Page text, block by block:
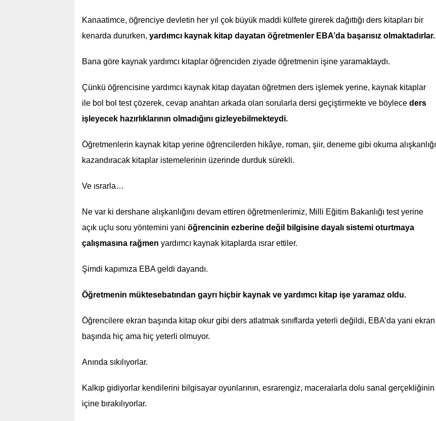
Kanaatimce, öğrenciye devletin her yıl çok büyük maddi külfete girerek dağıttığı ders kitapları bir
kenarda dururken, yardımcı kaynak kitap dayatan öğretmenler EBA’da başarısız olmaktadırlar.
Bana göre kaynak yardımcı kitaplar öğrenciden ziyade öğretmenin işine yaramaktaydı.
Çünkü öğrencisine yardımcı kaynak kitap dayatan öğretmen ders işlemek yerine, kaynak kitaplar
ile bol bol test çözerek, cevap anahtarı arkada olan sorularla dersi geçiştirmekte ve böylece ders
işleyecek hazırlıklarının olmadığını gizleyebilmekteydi.
Öğretmenlerin kaynak kitap yerine öğrencilerden hikâye, roman, şiir, deneme gibi okuma alışkanlığı
kazandıracak kitaplar istemelerinin üzerinde durduk sürekli.
Ve ısrarla…
Ne var ki dershane alışkanlığını devam ettiren öğretmenlerimiz, Milli Eğitim Bakanlığı test yerine
açık uçlu soru yöntemini yani öğrencinin ezberine değil bilgisine dayalı sistemi oturtmaya
çalışmasına rağmen yardımcı kaynak kitaplarda ısrar ettiler.
Şimdi kapımıza EBA geldi dayandı.
Öğretmenin müktesebatından gayrı hiçbir kaynak ve yardımcı kitap işe yaramaz oldu.
Öğrencilere ekran başında kitap okur gibi ders atlatmak sınıflarda yeterli değildi, EBA’da yani ekran
başında hiç ama hiç yeterli olmuyor.
Anında sıkılıyorlar.
Kalkıp gidiyorlar kendilerini bilgisayar oyunlarının, esrarengiz, maceralarla dolu sanal gerçekliğinin
içine bırakılıyorlar.